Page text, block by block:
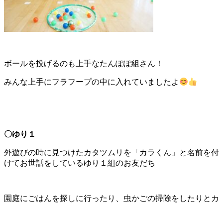
ボールを投げるのも上手なたんぽぽ組さん！
みんな上手にフラフープの中に入れていましたよ
〇ゆり１
外遊びの時に見つけたカタツムリを「カラくん」と名前を付
けてお世話をしているゆり１組のお友だち
園庭にごはんを探しに行ったり、虫かごの掃除をしたりとカ